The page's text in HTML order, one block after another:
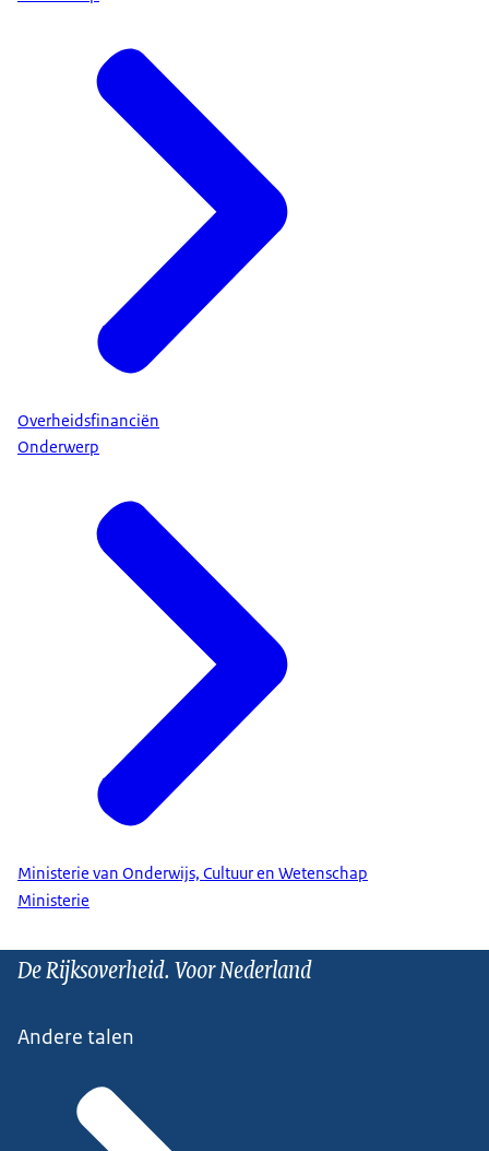
Overheidsfinanciën
Onderwerp
Ministerie van Onderwijs, Cultuur en Wetenschap
Ministerie
De Rijksoverheid. Voor Nederland
Andere talen